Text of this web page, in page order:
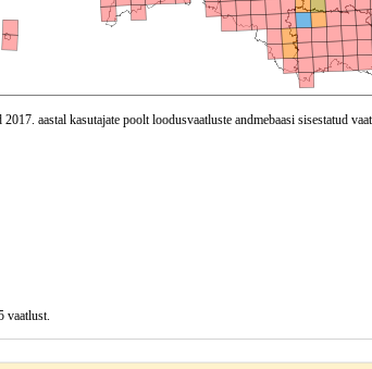
aastal kasutajate poolt loodusvaatluste andmebaasi sisestatud
vaatlust.